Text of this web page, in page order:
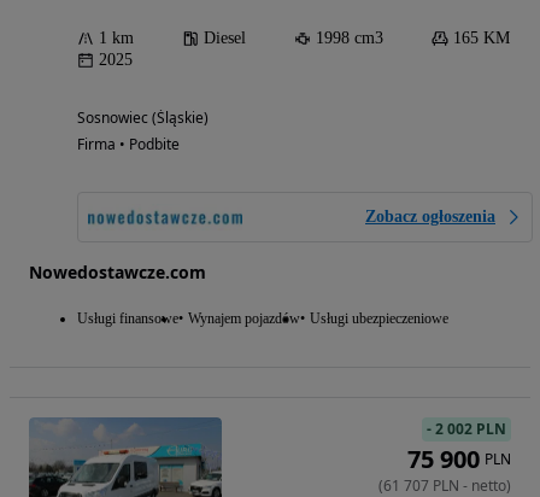
1 km Diesel 1998 cm3
165 KM
2025
Sosnowiec (Śląskie)
Firma • Podbite
Zobacz ogłoszenia
Nowedostawcze.com
Usługi finansowe Wynajem pojazdów Usługi ubezpieczeniowe
-2 002 PLN
75 900 PLN
(61 707 PLN - netto)